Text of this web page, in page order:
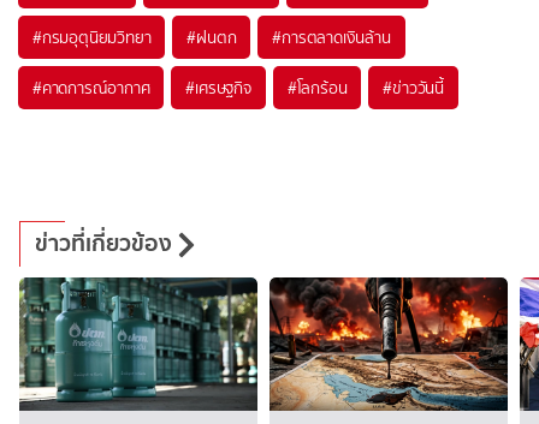
#กรมอุตุนิยมวิทยา #ฝนตก #การตลาดเงินล้าน
#คาดการณ์อากาศ #เศรษฐกิจ #โลกร้อน #ข่าววันนี้
ข่าวที่เกี่ยวข้อง